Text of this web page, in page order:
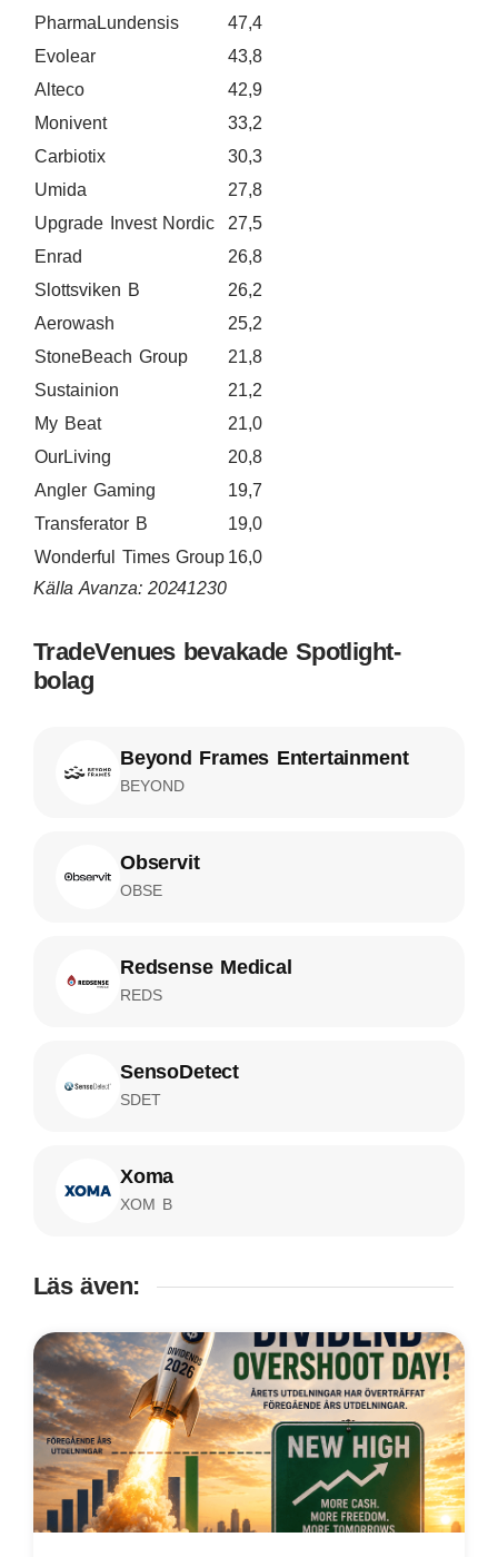
PharmaLundensis
47,4
Evolear
43,8
Alteco
42,9
Monivent
33,2
Carbiotix
30,3
Umida
27,8
Upgrade Invest Nordic
27,5
Enrad
26,8
Slottsviken B
26,2
Aerowash
25,2
StoneBeach Group
21,8
Sustainion
21,2
My Beat
21,0
OurLiving
20,8
Angler Gaming
19,7
Transferator B
19,0
Wonderful Times Group 16,0
Källa Avanza: 20241230
TradeVenues bevakade Spotlight-
bolag
Beyond Frames Entertainment
BEYOND
Observit
OBSE
Redsense Medical
REDS
SensoDetect
SDET
Xoma
XOM B
Läs även: